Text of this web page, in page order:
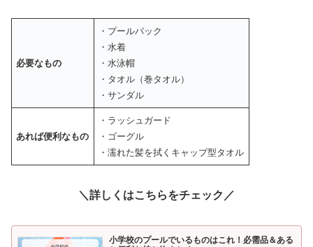
必要なもの
・プールバック
・水着
・水泳帽
・タオル（巻タオル）
・サンダル
あれば便利なもの
・ラッシュガード
・ゴーグル
・濡れた髪を拭くキャップ型タオル
＼詳しくはこちらをチェック／
小学校のプールでいるものはこれ！必需品＆ある